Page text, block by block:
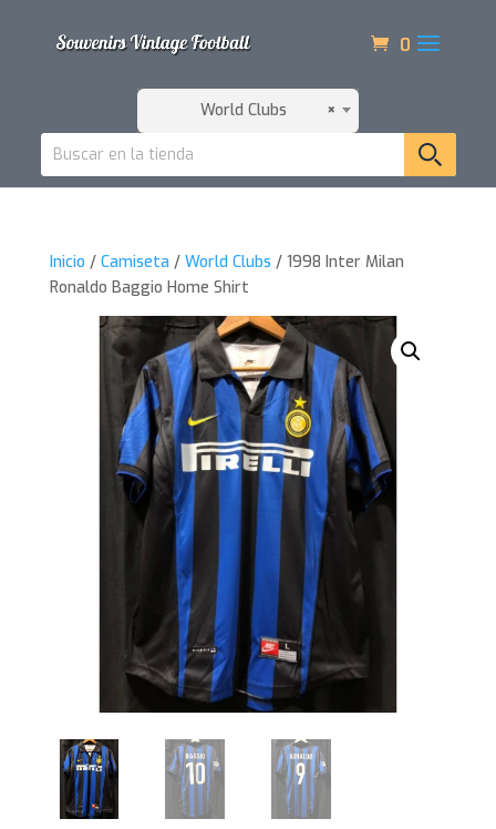
0
×
World Clubs
Inicio / Camiseta / World Clubs / 1998 Inter Milan
Ronaldo Baggio Home Shirt